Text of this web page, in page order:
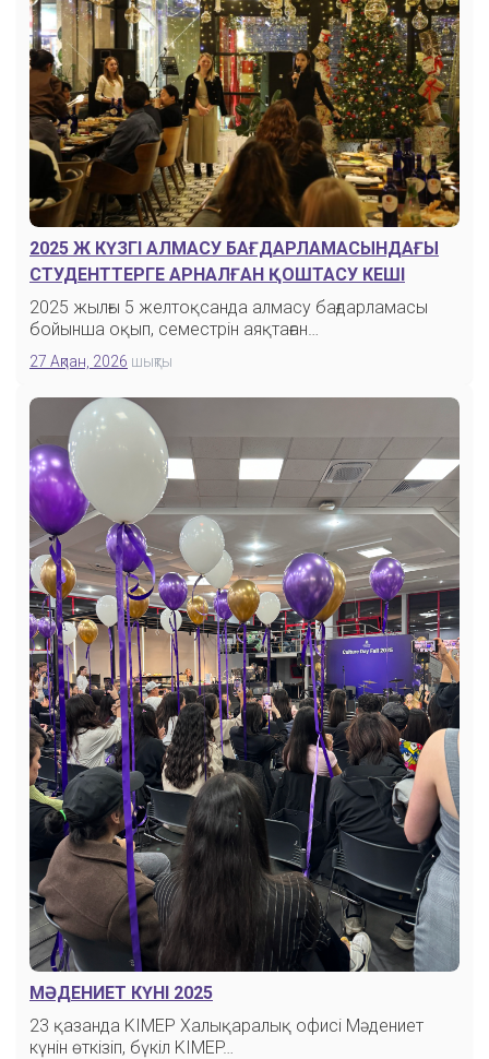
2025 Ж КҮЗГІ АЛМАСУ БАҒДАРЛАМАСЫНДАҒЫ
СТУДЕНТТЕРГЕ АРНАЛҒАН ҚОШТАСУ КЕШІ
2025 жылғы 5 желтоқсанда алмасу бағдарламасы
бойынша оқып, семестрін аяқтаған…
27 Ақпан, 2026 шықты
МӘДЕНИЕТ КҮНІ 2025
23 қазанда KIMEP Халықаралық офисі Мәдениет
күнін өткізіп, бүкіл KIMEP…